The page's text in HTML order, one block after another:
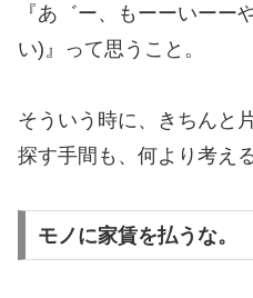
『あ゛ー、もーーいーー
い)』って思うこと。
そういう時に、きちんと
探す手間も、何より考え
モノに家賃を払うな。